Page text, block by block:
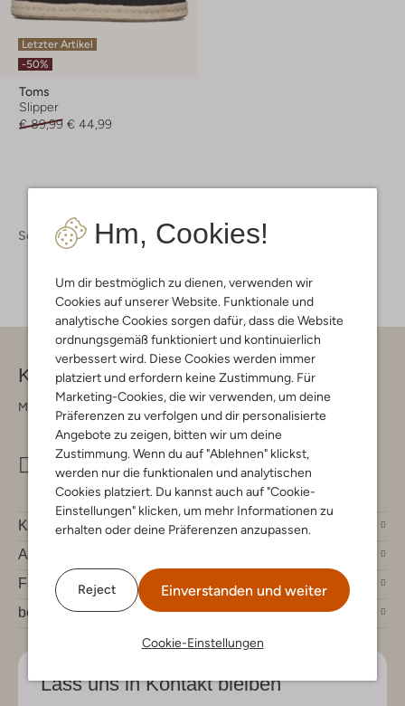
Hm, Cookies!
Um dir bestmöglich zu dienen, verwenden wir
Cookies auf unserer Website. Funktionale und
analytische Cookies sorgen dafür, dass die Website
ordnungsgemäß funktioniert und kontinuierlich
verbessert wird. Diese Cookies werden immer
platziert und erfordern keine Zustimmung. Für
Marketing-Cookies, die wir verwenden, um deine
Präferenzen zu verfolgen und dir personalisierte
Angebote zu zeigen, bitten wir um deine
Zustimmung. Wenn du auf "Ablehnen" klickst,
werden nur die funktionalen und analytischen
Cookies platziert. Du kannst auch auf "Cookie-
Einstellungen" klicken, um mehr Informationen zu
erhalten oder deine Präferenzen anzupassen.
Reject Einverstanden und weiter
Cookie-Einstellungen
Letzter Artikel
-50%
Toms
Slipper
€ 89,99 € 44,99
Schuhe Loafer
Kontakt
Montag - Freitag 09:00 - 17:00 uur
info@omoda.de
Kundenservice
Account
Fashion News
bei Omoda
Lass uns in Kontakt bleiben